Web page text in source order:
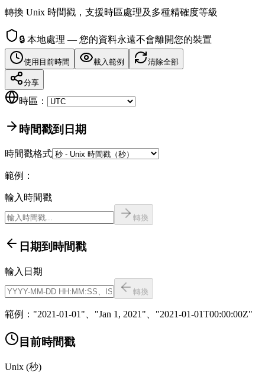
轉換 Unix 時間戳，支援時區處理及多種精確度等級
🔒 本地處理 — 您的資料永遠不會離開您的裝置
使用目前時間 載入範例 清除全部
分享
時區：
時間戳到日期
時間戳格式
範例：
輸入時間戳
轉換
日期到時間戳
輸入日期
轉換
範例："2021-01-01"、"Jan 1, 2021"、"2021-01-01T00:00:00Z"
目前時間戳
Unix (秒)